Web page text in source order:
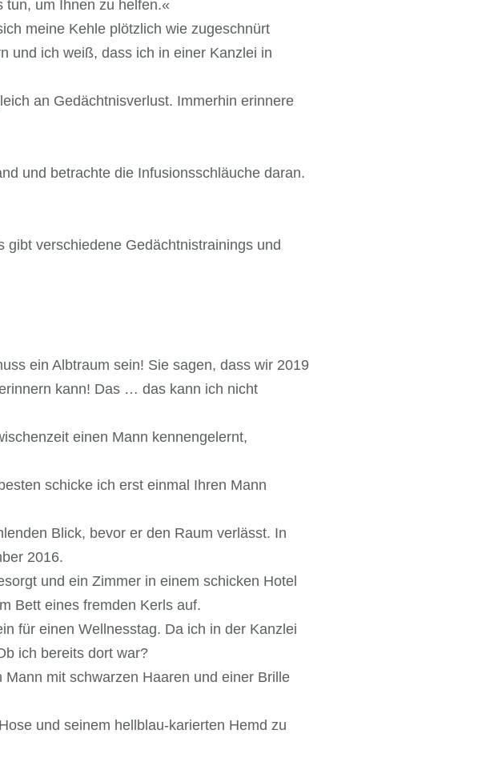
tun, um Ihnen zu helfen.«
meine Kehle plötzlich wie zugeschnürt
und ich weiß, dass ich in einer Kanzlei in
an Gedächtnisverlust. Immerhin erinnere
und betrachte die Infusionsschläuche daran.
verschiedene Gedächtnistrainings und
ein Albtraum sein! Sie sagen, dass wir 2019
kann! Das … das kann ich nicht
einen Mann kennengelernt,
schicke ich erst einmal Ihren Mann
Blick, bevor er den Raum verlässt. In
2016.
und ein Zimmer in einem schicken Hotel
Bett eines fremden Kerls auf.
für einen Wellnesstag. Da ich in der Kanzlei
ich bereits dort war?
mit schwarzen Haaren und einer Brille
und seinem hellblau-karierten Hemd zu